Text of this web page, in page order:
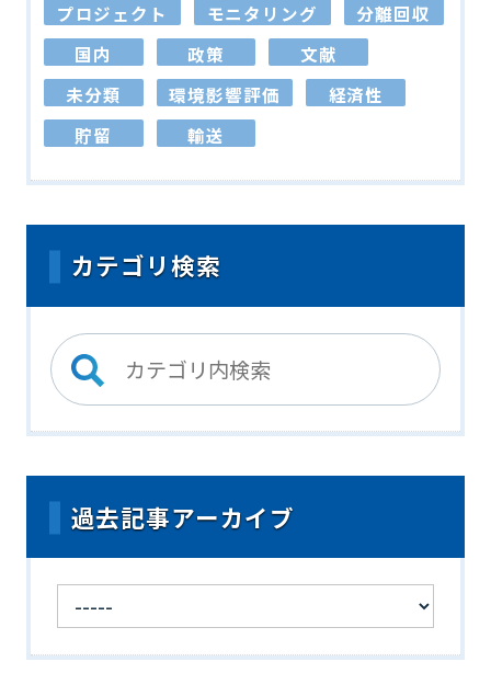
プロジェクト
モニタリング
分離回収
国内
政策
文献
未分類
環境影響評価
経済性
貯留
輸送
カテゴリ検索
過去記事アーカイブ